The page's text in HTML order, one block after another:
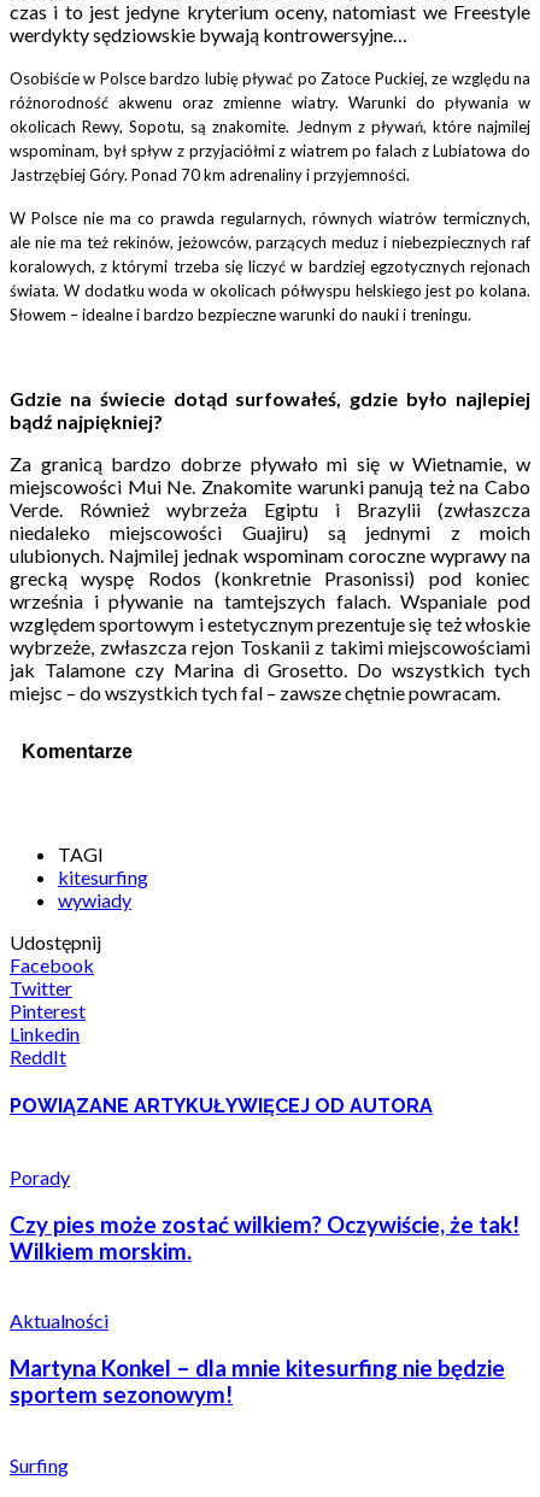
czas i to jest jedyne kryterium oceny, natomiast we Freestyle
werdykty sędziowskie bywają kontrowersyjne…
Osobiście w Polsce bardzo lubię pływać po Zatoce Puckiej, ze względu na
różnorodność akwenu oraz zmienne wiatry. Warunki do pływania w
okolicach Rewy, Sopotu, są znakomite. Jednym z pływań, które najmilej
wspominam, był spływ z przyjaciółmi z wiatrem po falach z Lubiatowa do
Jastrzębiej Góry. Ponad 70 km adrenaliny i przyjemności.
W Polsce nie ma co prawda regularnych, równych wiatrów termicznych,
ale nie ma też rekinów, jeżowców, parzących meduz i niebezpiecznych raf
koralowych, z którymi trzeba się liczyć w bardziej egzotycznych rejonach
świata. W dodatku woda w okolicach półwyspu helskiego jest po kolana.
Słowem – idealne i bardzo bezpieczne warunki do nauki i treningu.
Gdzie na świecie dotąd surfowałeś, gdzie było najlepiej
bądź najpiękniej?
Za granicą bardzo dobrze pływało mi się w Wietnamie, w
miejscowości Mui Ne. Znakomite warunki panują też na Cabo
Verde. Również wybrzeża Egiptu i Brazylii (zwłaszcza
niedaleko miejscowości Guajiru) są jednymi z moich
ulubionych. Najmilej jednak wspominam coroczne wyprawy na
grecką wyspę Rodos (konkretnie Prasonissi) pod koniec
września i pływanie na tamtejszych falach. Wspaniale pod
względem sportowym i estetycznym prezentuje się też włoskie
wybrzeże, zwłaszcza rejon Toskanii z takimi miejscowościami
jak Talamone czy Marina di Grosetto. Do wszystkich tych
miejsc – do wszystkich tych fal – zawsze chętnie powracam.
Komentarze
TAGI
kitesurfing
wywiady
Udostępnij
Facebook
Twitter
Pinterest
Linkedin
ReddIt
POWIĄZANE ARTYKUŁYWIĘCEJ OD AUTORA
Porady
Czy pies może zostać wilkiem? Oczywiście, że tak!
Wilkiem morskim.
Aktualności
Martyna Konkel – dla mnie kitesurfing nie będzie
sportem sezonowym!
Surfing